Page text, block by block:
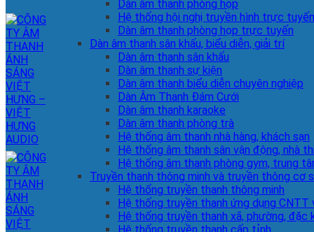
Dàn âm thanh phòng họp
Hệ thống hội nghị truyền hình trực tuyến
Dàn âm thanh phòng họp trực tuyến
Dàn âm thanh sân khấu, biểu diễn, giải trí
Dàn âm thanh sân khấu
Dàn âm thanh sự kiện
Dàn âm thanh biểu diễn chuyên nghiệp
Dàn Âm Thanh Đám Cưới
Dàn âm thanh karaoke
Dàn âm thanh phòng trà
Hệ thống âm thanh nhà hàng, khách sạn
Hệ thống âm thanh sân vận động, nhà
Hệ thống âm thanh phòng gym, trung
Truyền thanh thông minh và truyền thông cơ
Hệ thống truyền thanh thông minh
Hệ thống truyền thanh ứng dụng CNTT
Hệ thống truyền thanh xã, phường, đặc